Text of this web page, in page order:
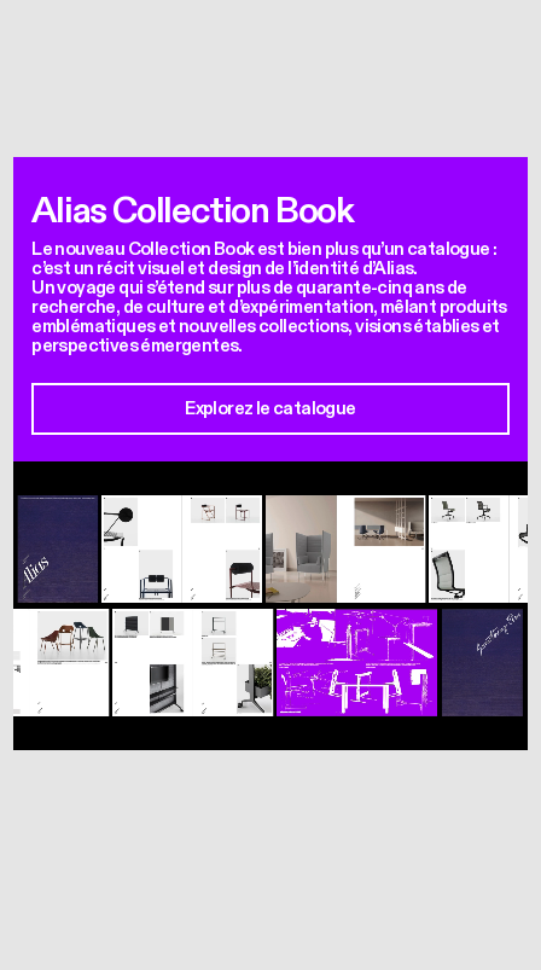
Alias Collection Book
Le nouveau Collection Book est bien plus qu’un catalogue :
c’est un récit visuel et design de l’identité d’Alias.
Un voyage qui s’étend sur plus de quarante-cinq ans de
recherche, de culture et d’expérimentation, mêlant produits
emblématiques et nouvelles collections, visions établies et
perspectives émergentes.
Explorez le catalogue